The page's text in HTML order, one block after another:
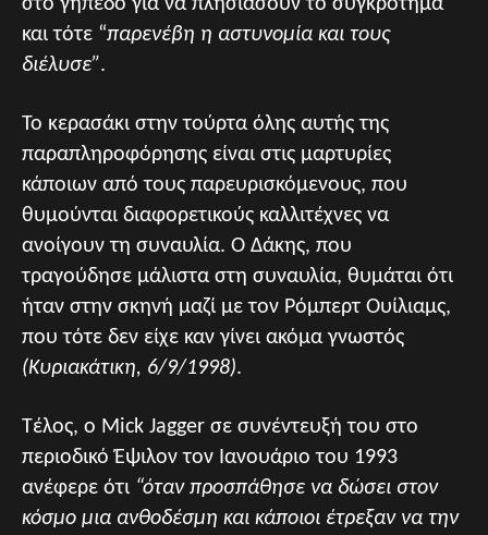
στο γήπεδο για να πλησιάσουν το συγκρότημα
και τότε “παρενέβη η αστυνομία και τους
διέλυσε”.
Το κερασάκι στην τούρτα όλης αυτής της
παραπληροφόρησης είναι στις μαρτυρίες
κάποιων από τους παρευρισκόμενους, που
θυμούνται διαφορετικούς καλλιτέχνες να
ανοίγουν τη συναυλία. Ο Δάκης, που
τραγούδησε μάλιστα στη συναυλία, θυμάται ότι
ήταν στην σκηνή μαζί με τον Ρόμπερτ Ουίλιαμς,
που τότε δεν είχε καν γίνει ακόμα γνωστός
(Κυριακάτικη, 6/9/1998).
Τέλος, ο Mick Jagger σε συνέντευξή του στο
περιοδικό Έψιλον τον Ιανουάριο του 1993
ανέφερε ότι “όταν προσπάθησε να δώσει στον
κόσμο μια ανθοδέσμη και κάποιοι έτρεξαν να την